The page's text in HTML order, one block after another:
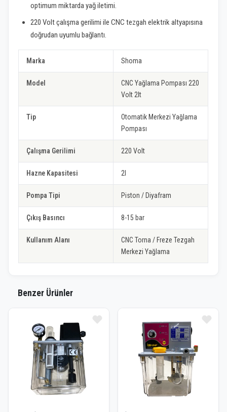
optimum miktarda yağ iletimi.
220 Volt çalışma gerilimi ile CNC tezgah elektrik altyapısına
doğrudan uyumlu bağlantı.
Marka Shoma
Model
CNC Yağlama Pompası 220
Volt 2lt
Tip
Otomatik Merkezi Yağlama
Pompası
Çalışma Gerilimi 220 Volt
Hazne Kapasitesi 2l
Pompa Tipi Piston / Diyafram
Çıkış Basıncı 8-15 bar
Kullanım Alanı
CNC Torna / Freze Tezgah
Merkezi Yağlama
Benzer Ürünler